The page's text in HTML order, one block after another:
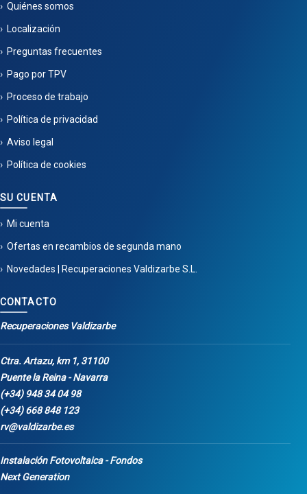
Quiénes somos
Localización
Preguntas frecuentes
Pago por TPV
Proceso de trabajo
Política de privacidad
Aviso legal
Política de cookies
SU CUENTA
Mi cuenta
Ofertas en recambios de segunda mano
Novedades | Recuperaciones Valdizarbe S.L.
CONTACTO
Recuperaciones Valdizarbe
Ctra. Artazu, km 1, 31100
Puente la Reina - Navarra
(+34) 948 34 04 98
(+34) 668 848 123
rv@valdizarbe.es
Instalación Fotovoltaica - Fondos
Next Generation